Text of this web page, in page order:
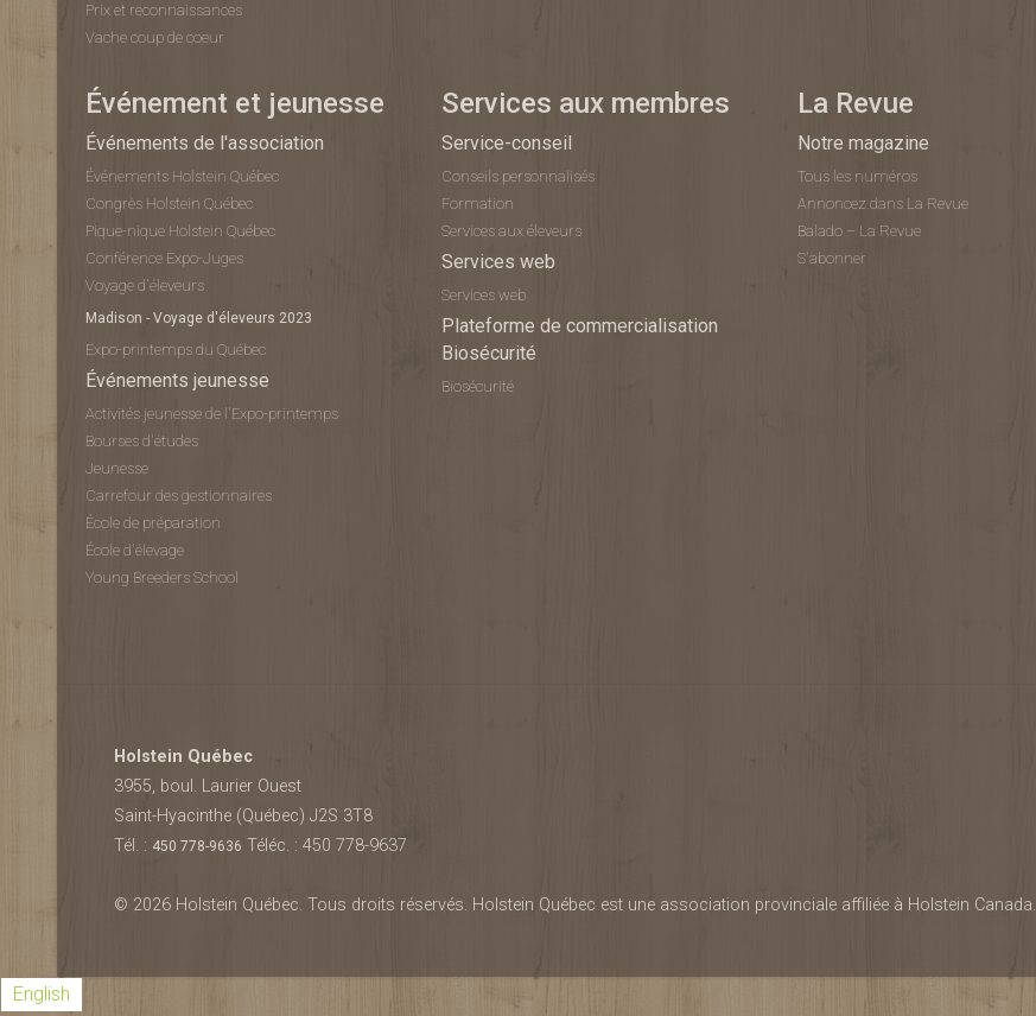
Prix et reconnaissances
Vache coup de coeur
Événement et jeunesse
Événements de l'association
Événements Holstein Québec
Congrès Holstein Québec
Pique-nique Holstein Québec
Conférence Expo-Juges
Voyage d'éleveurs
Madison - Voyage d'éleveurs 2023
Expo-printemps du Québec
Événements jeunesse
Activités jeunesse de l'Expo-printemps
Bourses d'études
Jeunesse
Carrefour des gestionnaires
École de préparation
École d'élevage
Young Breeders School
Services aux membres
Service-conseil
Conseils personnalisés
Formation
Services aux éleveurs
Services web
Services web
Plateforme de commercialisation
Biosécurité
Biosécurité
La Revue
Notre magazine
Tous les numéros
Annoncez dans La Revue
Balado – La Revue
S'abonner
Holstein Québec
3955, boul. Laurier Ouest
Saint-Hyacinthe (Québec) J2S 3T8
Tél. : 450 778-9636 Téléc. : 450 778-9637
© 2026 Holstein Québec. Tous droits réservés. Holstein Québec est une association provinciale affiliée à Holstein Canada.
English